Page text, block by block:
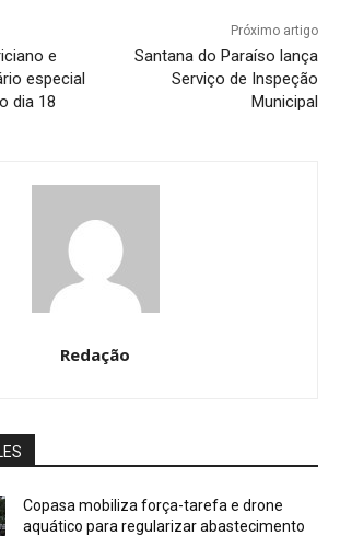
e
especial
dia 18
Próximo artigo
Santana do Paraíso lança
Serviço de Inspeção
Municipal
Redação
Copasa mobiliza força-tarefa e drone
aquático para regularizar abastecimento